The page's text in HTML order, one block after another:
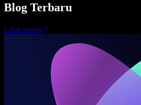
Blog Terbaru
Lihat semua